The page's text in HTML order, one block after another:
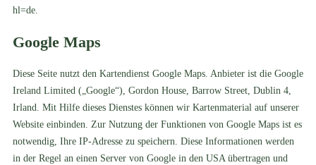
hl=de.
Google Maps
Diese Seite nutzt den Kartendienst Google Maps. Anbieter ist die Google
Ireland Limited („Google“), Gordon House, Barrow Street, Dublin 4,
Irland. Mit Hilfe dieses Dienstes können wir Kartenmaterial auf unserer
Website einbinden. Zur Nutzung der Funktionen von Google Maps ist es
notwendig, Ihre IP-Adresse zu speichern. Diese Informationen werden
in der Regel an einen Server von Google in den USA übertragen und